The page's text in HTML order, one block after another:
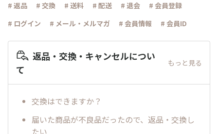
# 返品 # 交換 # 送料 # 配送 # 退会
# 会員登録
# ログイン
# メール・メルマガ # 会員情報 # 会員ID
返品・交換・キャンセルについ
て
もっと見る
交換はできますか？
届いた商品が不良品だったので、返品・交換し
たい